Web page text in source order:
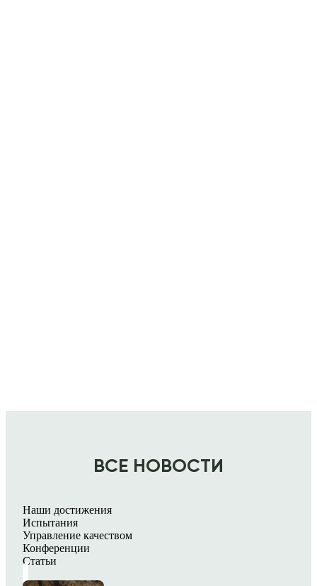
ВСЕ НОВОСТИ
Наши достижения
Испытания
Управление качеством
Конференции
Статьи